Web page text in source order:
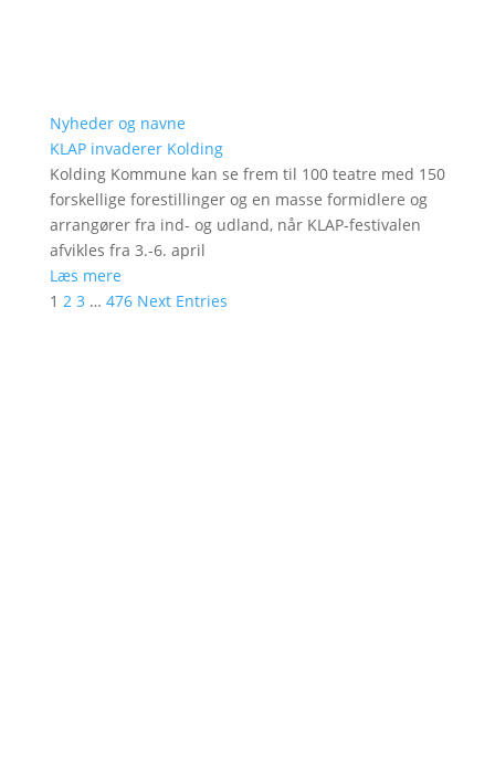
Nyheder og navne
KLAP invaderer Kolding
Kolding Kommune kan se frem til 100 teatre med 150
forskellige forestillinger og en masse formidlere og
arrangører fra ind- og udland, når KLAP-festivalen
afvikles fra 3.-6. april
Læs mere
1 2 3 … 476 Next Entries